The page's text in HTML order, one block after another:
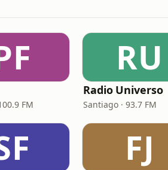
FM
RU
Radio Universo
Santiago · 93.7 FM
FJ